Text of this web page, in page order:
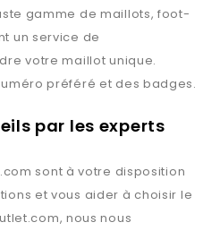
gamme de maillots,foot-
un service de
votre maillot unique.
préféré et des badges.
par les experts
sont à votre disposition
et vous aider à choisir le
, nous nous